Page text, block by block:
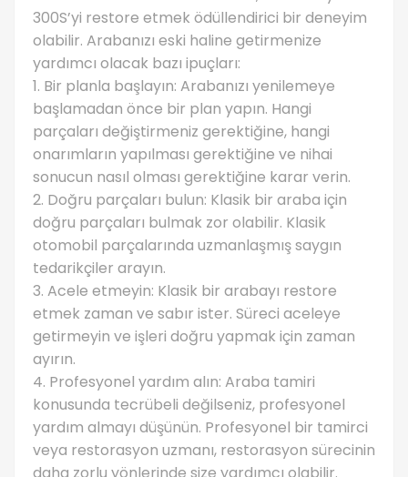
300S’yi restore etmek ödüllendirici bir deneyim
olabilir. Arabanızı eski haline getirmenize
yardımcı olacak bazı ipuçları:
1. Bir planla başlayın: Arabanızı yenilemeye
başlamadan önce bir plan yapın. Hangi
parçaları değiştirmeniz gerektiğine, hangi
onarımların yapılması gerektiğine ve nihai
sonucun nasıl olması gerektiğine karar verin.
2. Doğru parçaları bulun: Klasik bir araba için
doğru parçaları bulmak zor olabilir. Klasik
otomobil parçalarında uzmanlaşmış saygın
tedarikçiler arayın.
3. Acele etmeyin: Klasik bir arabayı restore
etmek zaman ve sabır ister. Süreci aceleye
getirmeyin ve işleri doğru yapmak için zaman
ayırın.
4. Profesyonel yardım alın: Araba tamiri
konusunda tecrübeli değilseniz, profesyonel
yardım almayı düşünün. Profesyonel bir tamirci
veya restorasyon uzmanı, restorasyon sürecinin